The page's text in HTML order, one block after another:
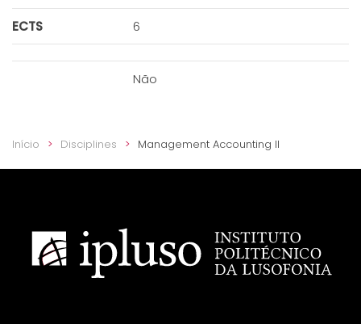
ECTS 6
Não
Início Disciplines Management Accounting II